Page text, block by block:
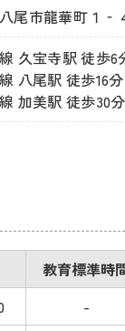
尾市龍華町１
久宝寺駅 徒歩6
八尾駅 徒歩16分
加美駅 徒歩30分
教育標準時
-